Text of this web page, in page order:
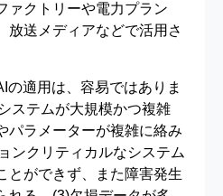
ァクトリーや電力プラン
放送メディアなどで活用さ
の適用は、容易ではありま
ステムが大規模かつ複雑
パラメーターが複雑に絡み
ンクリティカルなシステム
とができず、また障害発生